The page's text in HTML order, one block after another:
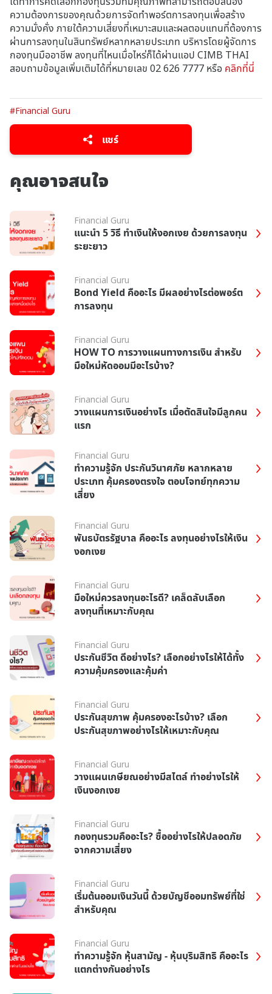
ความต้องการของคุณด้วยการจัดทำพอร์ตการลงทุนเพื่อสร้าง
ความมั่งคั่ง ภายใต้ความเสี่ยงที่เหมาะสมและผลตอบแทนที่ต้องการ
ผ่านการลงทุนในสินทรัพย์หลากหลายประเภท บริหารโดยผู้จัดการ
กองทุนมืออาชีพ ลงทุนที่ไหนเมื่อไหร่ก็ได้ผ่านแอป CIMB THAI
สอบถามข้อมูลเพิ่มเติมได้ที่หมายเลข 02 626 7777 หรือ คลิกที่นี่
#Financial Guru
แชร์
คุณอาจสนใจ
Financial Guru
แนะนำ 5 วิธี ทำเงินให้งอกเงย ด้วยการลงทุน
ระยะยาว
Financial Guru
Bond Yield คืออะไร มีผลอย่างไรต่อพอร์ต
การลงทุน
Financial Guru
HOW TO การวางแผนทางการเงิน สำหรับ
มือใหม่หัดออมมีอะไรบ้าง?
Financial Guru
วางแผนการเงินอย่างไร เมื่อตัดสินใจมีลูกคน
แรก
Financial Guru
ทำความรู้จัก ประกันวินาศภัย หลากหลาย
ประเภท คุ้มครองตรงใจ ตอบโจทย์ทุกความ
เสี่ยง
Financial Guru
พันธบัตรรัฐบาล คืออะไร ลงทุนอย่างไรให้เงิน
งอกเงย
Financial Guru
มือใหม่ควรลงทุนอะไรดี? เคล็ดลับเลือก
ลงทุนที่เหมาะกับคุณ
Financial Guru
ประกันชีวิต ดีอย่างไร? เลือกอย่างไรให้ได้ทั้ง
ความคุ้มครองและคุ้มค่า
Financial Guru
ประกันสุขภาพ คุ้มครองอะไรบ้าง? เลือก
ประกันสุขภาพอย่างไรให้เหมาะกับคุณ
Financial Guru
วางแผนเกษียณอย่างมีสไตล์ ทำอย่างไรให้
เงินงอกเงย
Financial Guru
กองทุนรวมคืออะไร? ซื้ออย่างไรให้ปลอดภัย
จากความเสี่ยง
Financial Guru
เริ่มต้นออมเงินวันนี้ ด้วยบัญชีออมทรัพย์ที่ใช่
สำหรับคุณ
Financial Guru
ทำความรู้จัก หุ้นสามัญ - หุ้นบุริมสิทธิ คืออะไร
แตกต่างกันอย่างไร